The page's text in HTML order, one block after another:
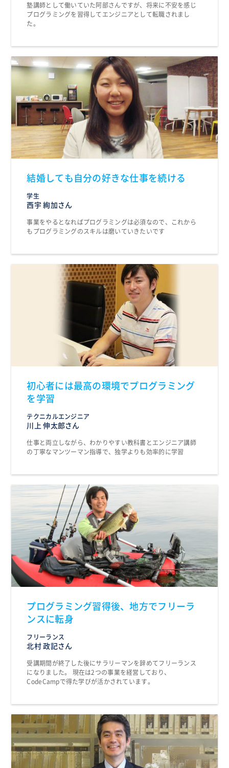
塾講師として働いていた阿部さんですが、将来に不安を感じ
プログラミングを習得してエンジニアとして転職されまし
た。
結婚しても自分の好きな仕事を続ける
学生
西宇 絢加さん
事業をやるとなればプログラミングは必須なので、これから
もプログラミングのスキルは磨いていきたいです
初心者には最高の環境でプログラミング
を学習
テクニカルエンジニア
川上 伸太郎さん
仕事と両立しながら、わかりやすい教科書とエンジニア講師
の丁寧なマンツーマン指導で、独学よりも効率的に学習
プログラミング習得後、地方でフリーラ
ンスに転身
フリーランス
北村 政記さん
受講期間が終了した後にサラリーマンを辞めてフリーランス
になりました。 現在は2つの事業を経営しており、
CodeCampで得た学びが活かされています。